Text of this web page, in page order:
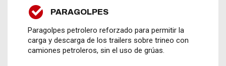
PARAGOLPES
Paragolpes petrolero reforzado para permitir la
carga y descarga de los trailers sobre trineo con
camiones petroleros, sin el uso de grúas.